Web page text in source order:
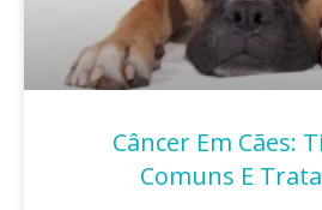
Câncer Em Cães:
Comuns E